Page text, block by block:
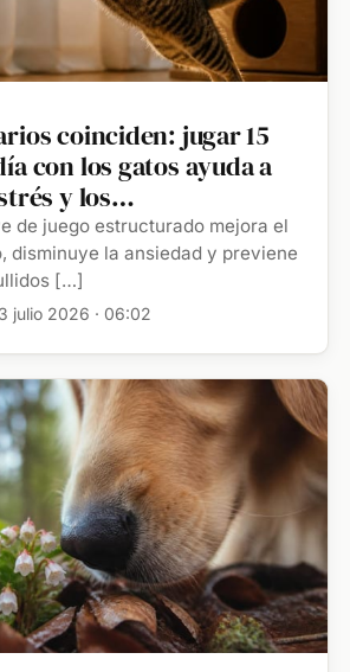
coinciden: jugar 15
con los gatos ayuda a
y los
destructivos
de juego estructurado mejora el
disminuye la ansiedad y previene
[…]
julio 2026 · 06:02